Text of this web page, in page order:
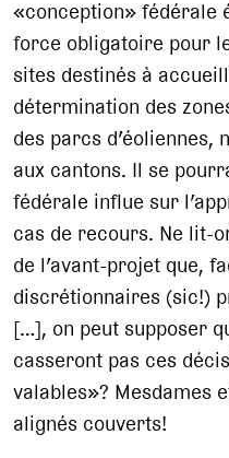
«conception» fédérale
force obligatoire pour
sites destinés à
détermination des
des parcs
aux cantons. Il se
fédérale influe sur
cas de recours. Ne lit-
de l’avant-projet que,
discrétionnaires (sic!)
[…], on peut supposer
casseront pas ces
valables»? Mesdames
alignés couverts!